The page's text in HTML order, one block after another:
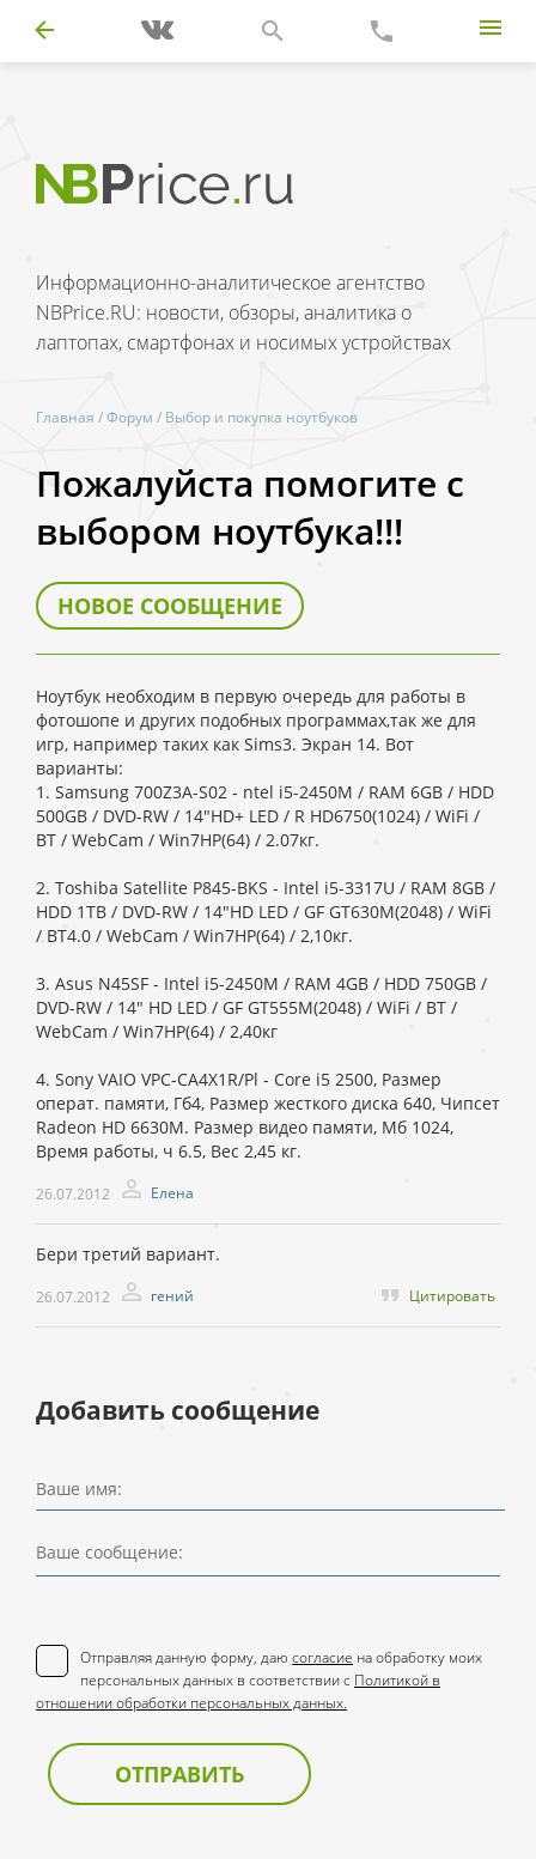
Информационно-аналитическое агентство
NBPrice.RU: новости, обзоры, аналитика о
лаптопах, смартфонах и носимых устройствах
Главная /Форум / Выбор и покупка ноутбуков
Пожалуйста помогите с
выбором ноутбука!!!
НОВОЕ СООБЩЕНИЕ
Ноутбук необходим в первую очередь для работы в
фотошопе и других подобных программах,так же для
игр, например таких как Sims3. Экран 14. Вот
варианты:
1. Samsung 700Z3A-S02 - ntel i5-2450M / RAM 6GB / HDD
500GB / DVD-RW / 14"HD+ LED / R HD6750(1024) / WiFi /
BT / WebCam / Win7HP(64) / 2.07кг.
2. Toshiba Satellite P845-BKS - Intel i5-3317U / RAM 8GB /
HDD 1TB / DVD-RW / 14"HD LED / GF GT630M(2048) / WiFi
/ BT4.0 / WebCam / Win7HP(64) / 2,10кг.
3. Asus N45SF - Intel i5-2450M / RAM 4GB / HDD 750GB /
DVD-RW / 14" HD LED / GF GT555M(2048) / WiFi / BT /
WebCam / Win7HP(64) / 2,40кг
4. Sony VAIO VPC-CA4X1R/Pl - Core i5 2500, Размер
операт. памяти, Гб4, Размер жесткого диска 640, Чипсет
Radeon HD 6630M. Размер видео памяти, Мб 1024,
Время работы, ч 6.5, Вес 2,45 кг.
26.07.2012 Елена
Бери третий вариант.
26.07.2012 гений Цитировать
Добавить сообщение
Ваше имя:
Ваше сообщение:
Отправляя данную форму, даю согласие на обработку моих
персональных данных в соответствии с Политикой в
отношении обработки персональных данных.
ОТПРАВИТЬ